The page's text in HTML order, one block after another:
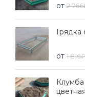
от 2 766
Грядка
от 1 816₽
цветная